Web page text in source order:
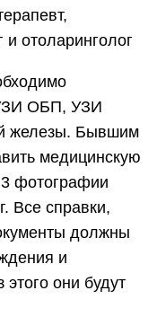
и отоларинголог
ОБП, УЗИ
железы. Бывшим
медицинскую
3 фотографии
Все справки,
должны
и
они будут